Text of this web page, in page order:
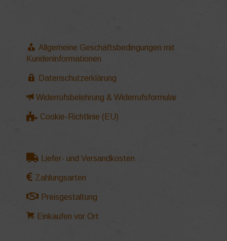
Allgemeine Geschäftsbedingungen mit
Kundeninformationen
Datenschutzerklärung
Widerrufsbelehrung & Widerrufsformular
Cookie-Richtlinie (EU)
Liefer- und Versandkosten
Zahlungsarten
Preisgestaltung
Einkaufen vor Ort